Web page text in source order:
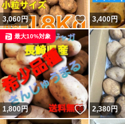
3,060円 いいね！
3,400円
1,800 円 いいね！
最大10%対象
2,380円